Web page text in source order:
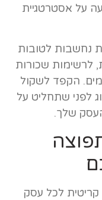
על אסטרטגיית
נחשבות לטובות
לרשימות שכורות
הקפד לשקול
לפני שתחליט על
שלך.
קריטית לכל עסק